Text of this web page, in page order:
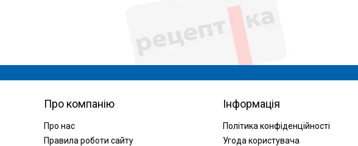
Про компанію
Про нас
Правила роботи сайту
Інформація
Політика конфіденційності
Угода користувача